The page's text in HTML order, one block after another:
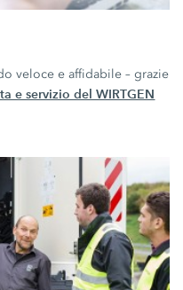
veloce e affidabile – grazie
e servizio del WIRTGEN